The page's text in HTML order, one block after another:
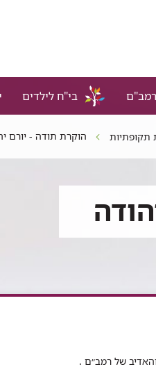
רמב"ם בי"ח לילדים
תקופתיות הוקרת תודה - יורם
של רמב״ם .